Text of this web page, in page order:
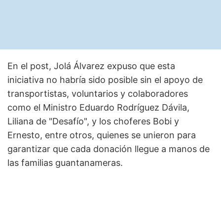
En el post, Jolá Álvarez expuso que esta
iniciativa no habría sido posible sin el apoyo de
transportistas, voluntarios y colaboradores
como el Ministro Eduardo Rodríguez Dávila,
Liliana de "Desafío", y los choferes Bobi y
Ernesto, entre otros, quienes se unieron para
garantizar que cada donación llegue a manos de
las familias guantanameras.